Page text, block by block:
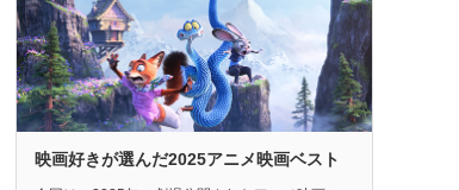
映画好きが選んだ2025アニメ映画ベスト